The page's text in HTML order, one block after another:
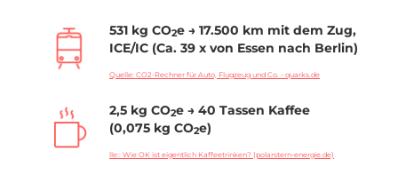
531 kg CO2e → 17.500 km mit dem Zug,
ICE/IC (Ca. 39 x von Essen nach Berlin)
Quelle: CO2-Rechner für Auto, Flugzeug und Co. - quarks.de
2,5 kg CO2e → 40 Tassen Kaffee
(0,075 kg CO2e)
lle:: Wie OK ist eigentlich Kaffeetrinken? (polarstern-energie.de)